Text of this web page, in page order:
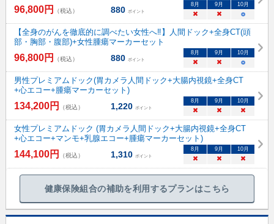
96,800円 （税込） 880 ポイント
8 月 9 月 10月
× × ○
【全身のがんを徹底的に調べたい女性へ‼】人間ドック+全身CT(頭
部・胸部・腹部)+女性腫瘍マーカーセット
96,800円 （税込） 880 ポイント
8 月 9 月 10月
× × ○
男性プレミアムドック(胃カメラ人間ドック+大腸内視鏡+全身CT
+心エコー+腫瘍マーカーセット)
134,200円 （税込） 1,220 ポイント
8 月 9 月 10月
× × ×
女性プレミアムドック (胃カメラ人間ドック+大腸内視鏡+全身CT
+心エコー+マンモ+乳腺エコー+腫瘍マーカーセット)
144,100円 （税込） 1,310 ポイント
8 月 9 月 10月
× × ×
健康保険組合の補助を利用するプランはこちら